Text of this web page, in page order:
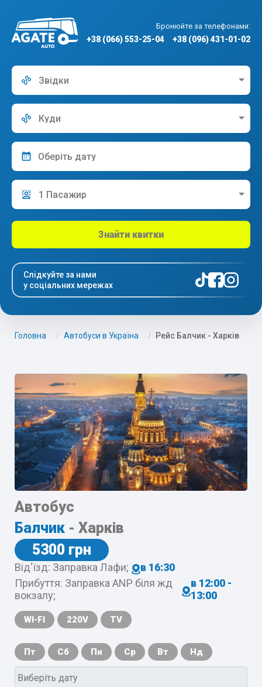
Бронюйте за телефонами:
+38 (066) 553-25-04 +38 (096) 431-01-02
Звідки
Куди
1 Пасажир
Знайти квитки
Слідкуйте за нами
у соціальних мережах
Головна Автобуси в Україна Рейс Балчик - Харків
Автобус
Балчик - Харків
5300 грн
Від'їзд: Заправка Лафи;
в 16:30
Прибуття: Заправка ANP біля жд
вокзалу;
в 12:00 -
13:00
WI-FI 220V TV
Пт Сб Пн Ср Вт Нд